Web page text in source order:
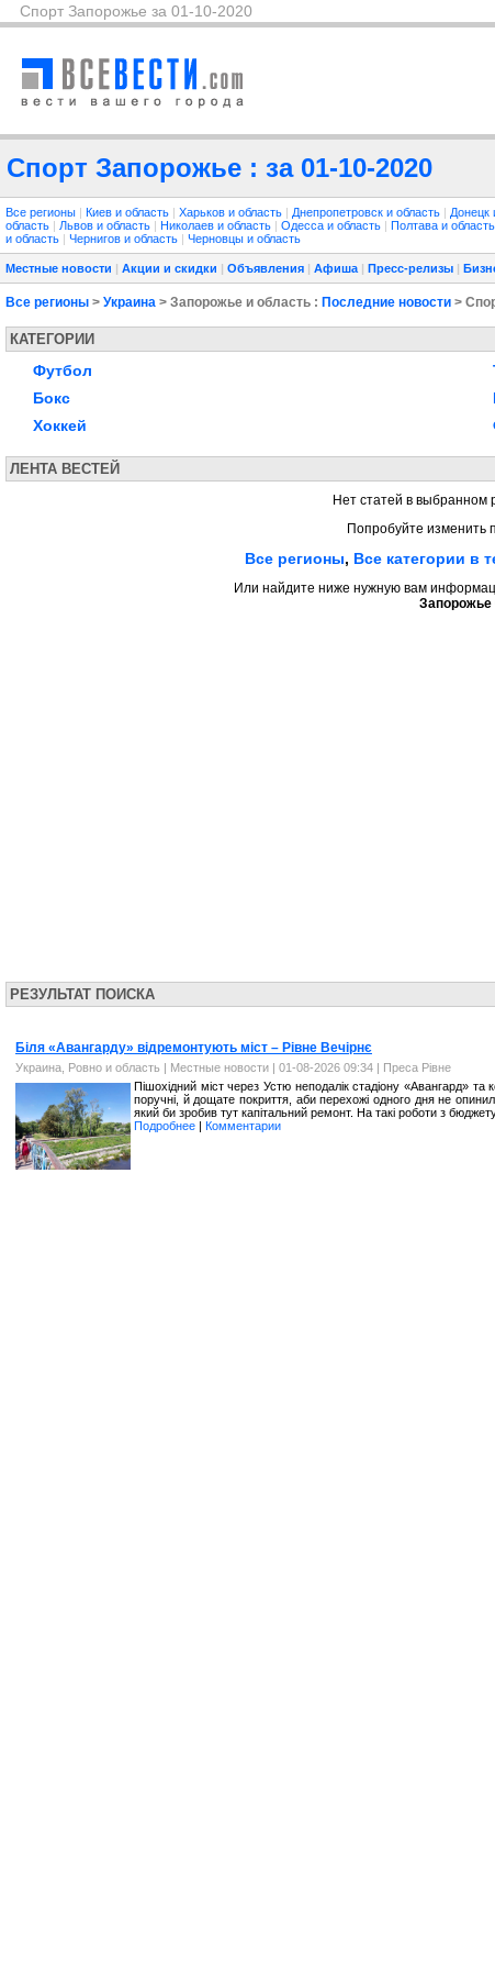
Спорт Запорожье за 01-10-2020
Спорт Запорожье : за 01-10-2020
Все регионы | Киев и область | Харьков и область | Днепропетровск и область | Донецк
область | Львов и область | Николаев и область | Одесса и область | Полтава и область
и область | Чернигов и область | Черновцы и область
Местные новости | Акции и скидки | Объявления | Афиша | Пресс-релизы |
Все регионы > Украина > Запорожье и область : Последние новости >
КАТЕГОРИИ
Футбол
Бокс
Хоккей
ЛЕНТА ВЕСТЕЙ
Нет статей в выбранном
Попробуйте изменить
Все регионы, Все категории в
Или найдите ниже нужную вам
Запорожье
РЕЗУЛЬТАТ ПОИСКА
Біля «Авангарду» відремонтують міст – Рівне Вечірнє
Украина, Ровно и область | Местные новости | 01-08-2026 09:34 | Преса Рівне
Пішохідний міст через Устю неподалік стадіону «Авангард»
поручні, й дощате покриття, аби перехожі одного дня не
який би зробив тут капітальний ремонт. На такі роботи з
Подробнее | Комментарии